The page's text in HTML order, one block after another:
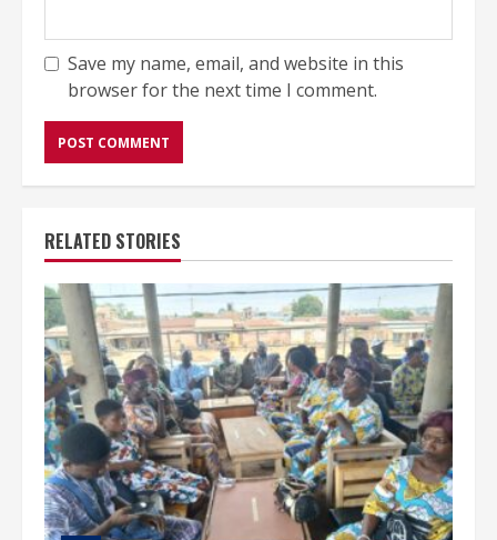
Save my name, email, and website in this
browser for the next time I comment.
RELATED STORIES